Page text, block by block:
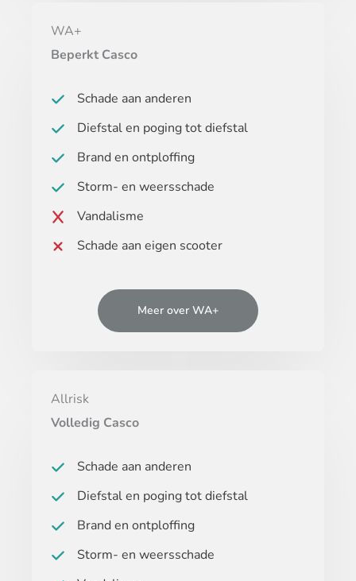
WA+
Beperkt Casco
Schade aan anderen
Diefstal en poging tot diefstal
Brand en ontploffing
Storm- en weersschade
Vandalisme
Schade aan eigen scooter
Meer over WA+
Allrisk
Volledig Casco
Schade aan anderen
Diefstal en poging tot diefstal
Brand en ontploffing
Storm- en weersschade